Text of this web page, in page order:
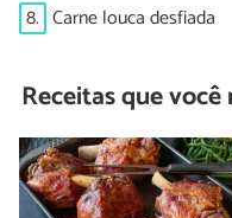
8. Carne louca desfiada
Receitas que